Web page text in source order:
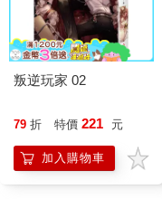
以及長篇小說的部分段
拒、恐懼、羞愧、迫切
希望、絕望、決心、憤
世紀到二十一世紀的作
向，包括來自各種背景
斯坦、羅馬尼亞、沙烏
的聲音，分享階級、父
影響我們對人工流產的
本書包含許多走在時代尖
叛逆玩家 02
79 折 特價 221 元
加入購物車